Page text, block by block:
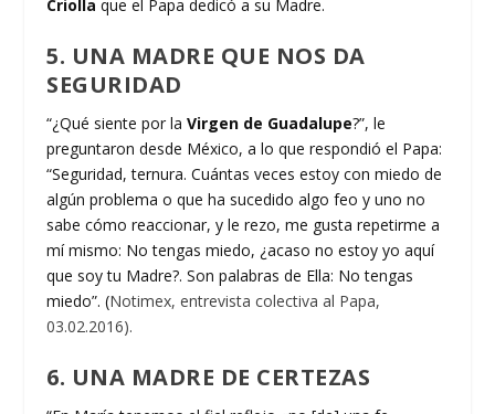
Criolla que el Papa dedicó a su Madre.
5. UNA MADRE QUE NOS DA
SEGURIDAD
“¿Qué siente por laVirgen de Guadalupe?”, le
preguntaron desde México, a lo que respondió el Papa:
“Seguridad, ternura. Cuántas veces estoy con miedo de
algún problema o que ha sucedido algo feo y uno no
sabe cómo reaccionar, y le rezo, me gusta repetirme a
mí mismo: No tengas miedo, ¿acaso no estoy yo aquí
que soy tu Madre?. Son palabras de Ella: No tengas
miedo”. (Notimex, entrevista colectiva al Papa,
03.02.2016).
6. UNA MADRE DE CERTEZAS